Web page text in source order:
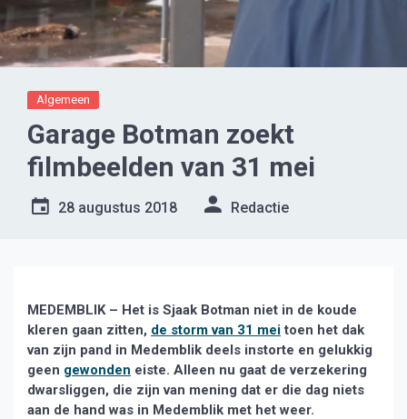
Algemeen
Garage Botman zoekt
filmbeelden van 31 mei
28 augustus 2018 Redactie
MEDEMBLIK – Het is Sjaak Botman niet in de koude
kleren gaan zitten, de storm van 31 meitoen het dak
van zijn pand in Medemblik deels instorte en gelukkig
geen gewonden eiste. Alleen nu gaat de verzekering
dwarsliggen, die zijn van mening dat er die dag niets
aan de hand was in Medemblik met het weer.